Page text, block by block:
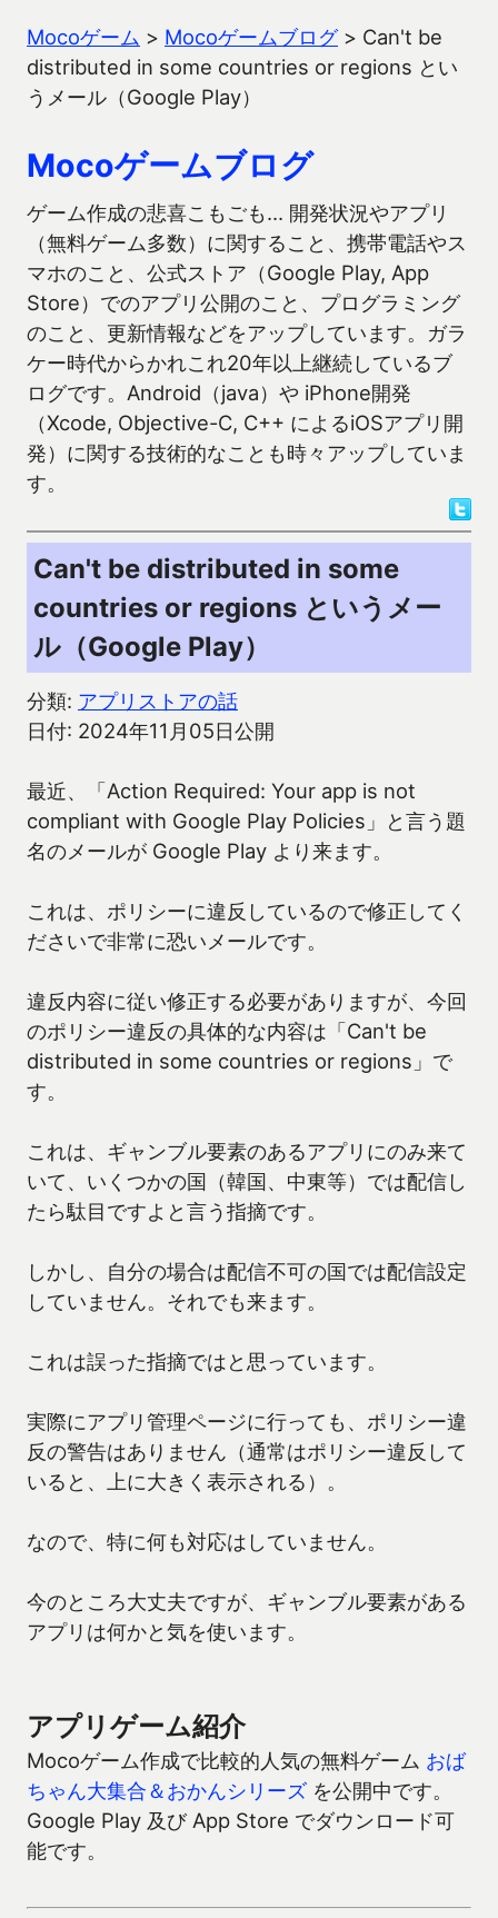
Mocoゲーム > Mocoゲームブログ> Can't be
distributed in some countries or regions とい
うメール（Google Play）
Mocoゲームブログ
ゲーム作成の悲喜こもごも… 開発状況やアプリ
（無料ゲーム多数）に関すること、携帯電話やス
マホのこと、公式ストア（Google Play, App
Store）でのアプリ公開のこと、プログラミング
のこと、更新情報などをアップしています。ガラ
ケー時代からかれこれ20年以上継続しているブ
ログです。Android（java）や iPhone開発
（Xcode, Objective-C, C++ によるiOSアプリ開
発）に関する技術的なことも時々アップしていま
す。
Can't be distributed in some
countries or regions というメー
ル（Google Play）
分類: アプリストアの話
日付: 2024年11月05日公開
最近、「Action Required: Your app is not
compliant with Google Play Policies」と言う題
名のメールが Google Play より来ます。
これは、ポリシーに違反しているので修正してく
ださいで非常に恐いメールです。
違反内容に従い修正する必要がありますが、今回
のポリシー違反の具体的な内容は「Can't be
distributed in some countries or regions」で
す。
これは、ギャンブル要素のあるアプリにのみ来て
いて、いくつかの国（韓国、中東等）では配信し
たら駄目ですよと言う指摘です。
しかし、自分の場合は配信不可の国では配信設定
していません。それでも来ます。
これは誤った指摘ではと思っています。
実際にアプリ管理ページに行っても、ポリシー違
反の警告はありません（通常はポリシー違反して
いると、上に大きく表示される）。
なので、特に何も対応はしていません。
今のところ大丈夫ですが、ギャンブル要素がある
アプリは何かと気を使います。
アプリゲーム紹介
Mocoゲーム作成で比較的人気の無料ゲーム おば
ちゃん大集合＆おかんシリーズ を公開中です。
Google Play 及び App Store でダウンロード可
能です。